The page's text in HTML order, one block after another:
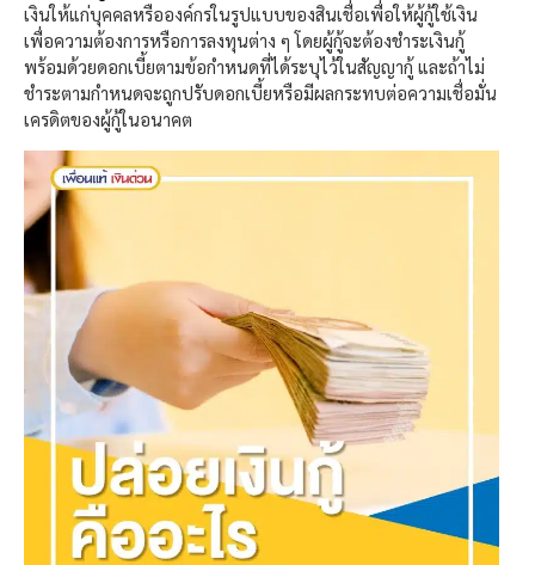
เงินให้แก่บุคคลหรือองค์กรในรูปแบบของสินเชื่อเพื่อให้ผู้กู้ใช้เงิน
เพื่อความต้องการหรือการลงทุนต่าง ๆ โดยผู้กู้จะต้องชำระเงินกู้
พร้อมด้วยดอกเบี้ยตามข้อกำหนดที่ได้ระบุไว้ในสัญญากู้ และถ้าไม่
ชำระตามกำหนดจะถูกปรับดอกเบี้ยหรือมีผลกระทบต่อความเชื่อมั่น
เครดิตของผู้กู้ในอนาคต